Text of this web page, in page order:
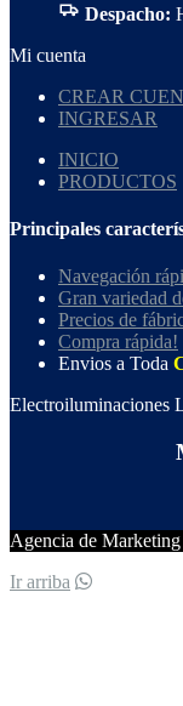
Despacho:
Mi cuenta
CREAR
INGRESAR
INICIO
PRODUCTOS
Principales
Navegación
Gran variedad
Precios de
Compra rápida!
Envios a Toda
Electroiluminaciones
Agencia de
Ir arriba